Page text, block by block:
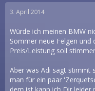
3. April 2014
Würde ich meinen BMW
Sommer neue Felgen und
Preis/Leistung soll
Aber was Adi sagt stimmt
man für ein paar